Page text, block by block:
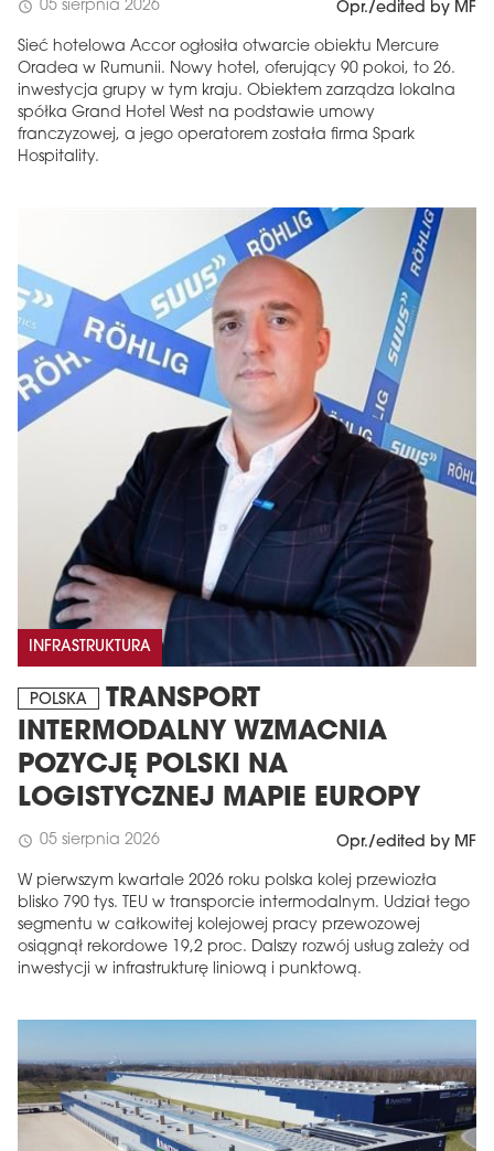
schedule 05 sierpnia 2026 Opr./edited by MF
Sieć hotelowa Accor ogłosiła otwarcie obiektu Mercure
Oradea w Rumunii. Nowy hotel, oferujący 90 pokoi, to 26.
inwestycja grupy w tym kraju. Obiektem zarządza lokalna
spółka Grand Hotel West na podstawie umowy
franczyzowej, a jego operatorem została firma Spark
Hospitality.
INFRASTRUKTURA
POLSKA
TRANSPORT
INTERMODALNY WZMACNIA
POZYCJĘ POLSKI NA
LOGISTYCZNEJ MAPIE EUROPY
schedule 05 sierpnia 2026 Opr./edited by MF
W pierwszym kwartale 2026 roku polska kolej przewiozła
blisko 790 tys. TEU w transporcie intermodalnym. Udział tego
segmentu w całkowitej kolejowej pracy przewozowej
osiągnął rekordowe 19,2 proc. Dalszy rozwój usług zależy od
inwestycji w infrastrukturę liniową i punktową.